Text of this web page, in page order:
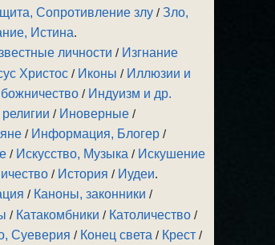
Сопротивление злу /Зло,
Истина.
личности / Изгнание
Христос / Иконы / Иллюзии и
/ Индуизм и др.
/ Иноверные /
/ Информация, Блогер /
/ Искусство, Музыка / Искушение
/ История / Иудеи.
/ Каноны, законники /
/ Катакомбники / Католичество /
Суеверия / Конец света / Крест /